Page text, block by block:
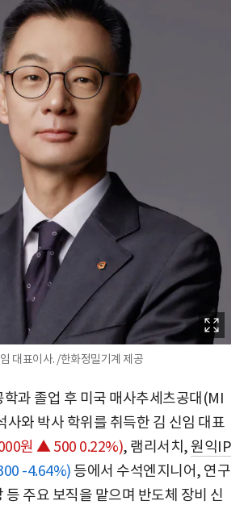
대표이사. /한화정밀기계 제공
과 졸업 후 미국 매사추세츠공대(MI
사와 박사 학위를 취득한 김 신임 대표
원 ▲ 500 0.22%), 램리서치,원익IP
-4.64%) 등에서 수석엔지니어, 연구
주요 보직을 맡으며 반도체 장비 신